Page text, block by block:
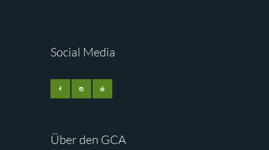
Social Media
Über den GCA